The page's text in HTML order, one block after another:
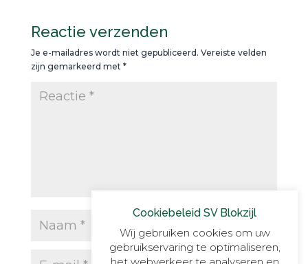
Reactie verzenden
Je e-mailadres wordt niet gepubliceerd. Vereiste velden
zijn gemarkeerd met *
Cookiebeleid SV Blokzijl
Wij gebruiken cookies om uw
gebruikservaring te optimaliseren,